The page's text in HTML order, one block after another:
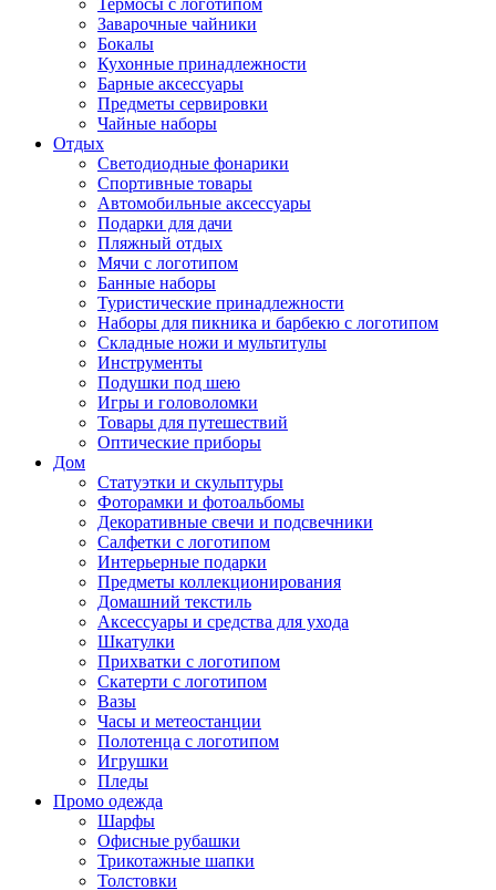
Термосы с логотипом
Заварочные чайники
Бокалы
Кухонные принадлежности
Барные аксессуары
Предметы сервировки
Чайные наборы
Отдых
Светодиодные фонарики
Спортивные товары
Автомобильные аксессуары
Подарки для дачи
Пляжный отдых
Мячи с логотипом
Банные наборы
Туристические принадлежности
Наборы для пикника и барбекю с логотипом
Складные ножи и мультитулы
Инструменты
Подушки под шею
Игры и головоломки
Товары для путешествий
Оптические приборы
Дом
Статуэтки и скульптуры
Фоторамки и фотоальбомы
Декоративные свечи и подсвечники
Салфетки с логотипом
Интерьерные подарки
Предметы коллекционирования
Домашний текстиль
Аксессуары и средства для ухода
Шкатулки
Прихватки с логотипом
Скатерти с логотипом
Вазы
Часы и метеостанции
Полотенца с логотипом
Игрушки
Пледы
Промо одежда
Шарфы
Офисные рубашки
Трикотажные шапки
Толстовки